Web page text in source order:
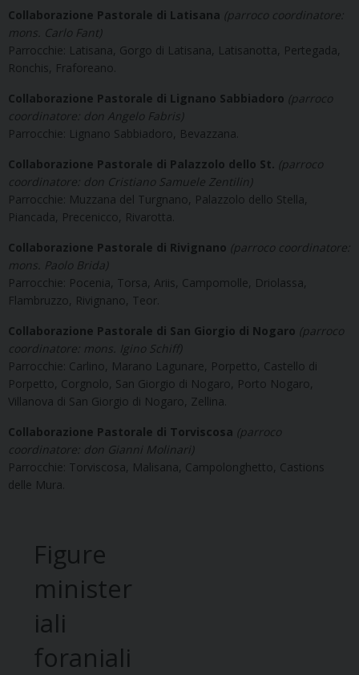
Collaborazione Pastorale di Latisana (parroco coordinatore:
mons. Carlo Fant)
Parrocchie: Latisana, Gorgo di Latisana, Latisanotta, Pertegada,
Ronchis, Fraforeano.
Collaborazione Pastorale di Lignano Sabbiadoro (parroco
coordinatore: don Angelo Fabris)
Parrocchie: Lignano Sabbiadoro, Bevazzana.
Collaborazione Pastorale di Palazzolo dello St. (parroco
coordinatore: don Cristiano Samuele Zentilin)
Parrocchie: Muzzana del Turgnano, Palazzolo dello Stella,
Piancada, Precenicco, Rivarotta.
Collaborazione Pastorale di Rivignano (parroco coordinatore:
mons. Paolo Brida)
Parrocchie: Pocenia, Torsa, Ariis, Campomolle, Driolassa,
Flambruzzo, Rivignano, Teor.
Collaborazione Pastorale di San Giorgio di Nogaro (parroco
coordinatore: mons. Igino Schiff)
Parrocchie: Carlino, Marano Lagunare, Porpetto, Castello di
Porpetto, Corgnolo, San Giorgio di Nogaro, Porto Nogaro,
Villanova di San Giorgio di Nogaro, Zellina.
Collaborazione Pastorale di Torviscosa (parroco
coordinatore: don Gianni Molinari)
Parrocchie: Torviscosa, Malisana, Campolonghetto, Castions
delle Mura.
Figure
minister
iali
foraniali